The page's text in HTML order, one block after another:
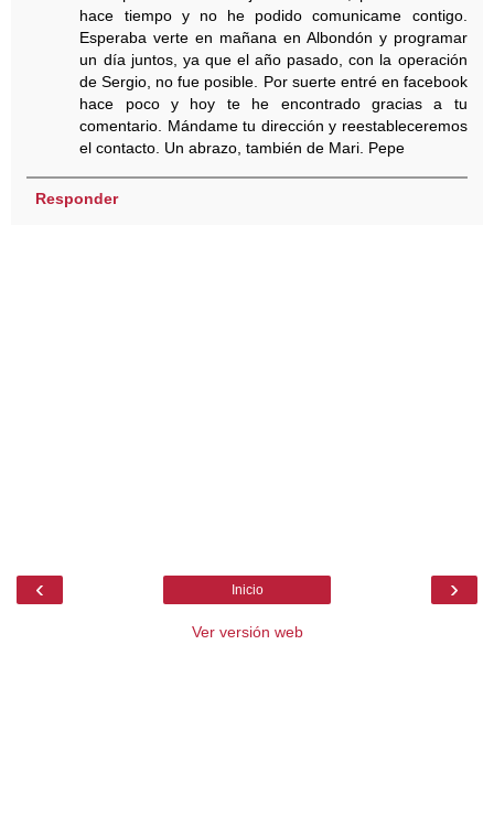
hace tiempo y no he podido comunicame contigo.
Esperaba verte en mañana en Albondón y programar
un día juntos, ya que el año pasado, con la operación
de Sergio, no fue posible. Por suerte entré en facebook
hace poco y hoy te he encontrado gracias a tu
comentario. Mándame tu dirección y reestableceremos
el contacto. Un abrazo, también de Mari. Pepe
Responder
‹ ›
Inicio
Ver versión web